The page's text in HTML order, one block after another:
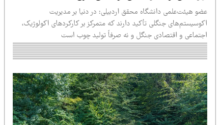
هیئت‌علمی دانشگاه محقق اردبیلی: در دنیا بر مدیریت
جنگلی تأکید دارند که متمرکز بر کارکردهای اکولوژیک،
و اقتصادی جنگل و نه صرفاً تولید چوب است